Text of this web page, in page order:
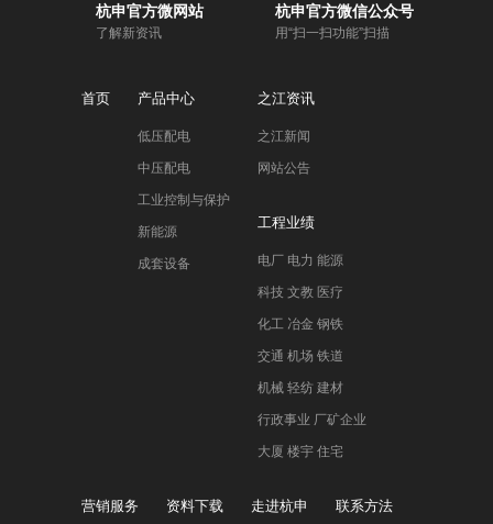
杭申官方微网站
了解新资讯
杭申官方微信公众号
用“扫一扫功能”扫描
首页 产品中心
低压配电
中压配电
工业控制与保护
新能源
成套设备
之江资讯
之江新闻
网站公告
工程业绩
电厂 电力 能源
科技 文教 医疗
化工 冶金 钢铁
交通 机场 铁道
机械 轻纺 建材
行政事业 厂矿企业
大厦 楼宇 住宅
营销服务 资料下载 走进杭申 联系方法